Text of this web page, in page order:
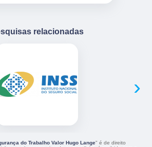
relacionadas
›
do Trabalho Valor Hugo Lange" é de direito